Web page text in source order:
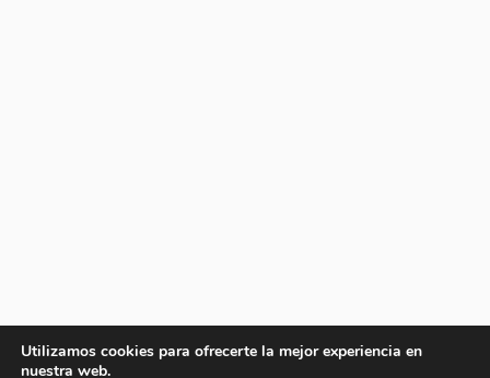
Utilizamos cookies para ofrecerte la mejor experiencia en
nuestra web.